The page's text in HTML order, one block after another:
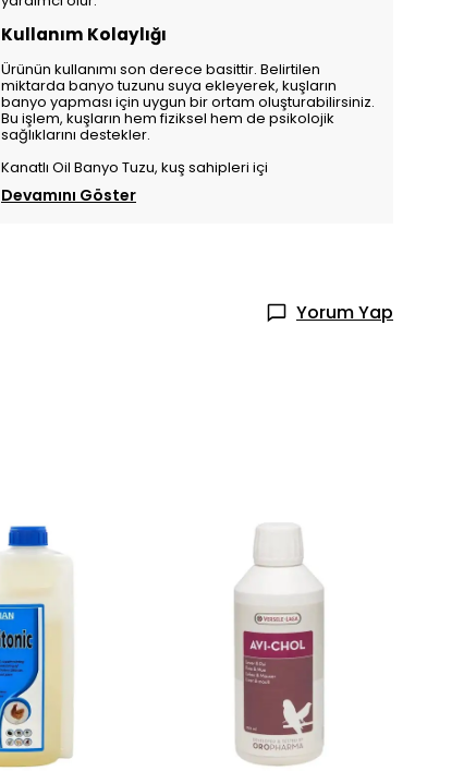
Kullanım Kolaylığı
Ürünün kullanımı son derece basittir. Belirtilen
miktarda banyo tuzunu suya ekleyerek, kuşların
banyo yapması için uygun bir ortam oluşturabilirsiniz.
Bu işlem, kuşların hem fiziksel hem de psikolojik
sağlıklarını destekler.
Kanatlı Oil Banyo Tuzu, kuş sahipleri içi
Devamını Göster
Yorum Yap